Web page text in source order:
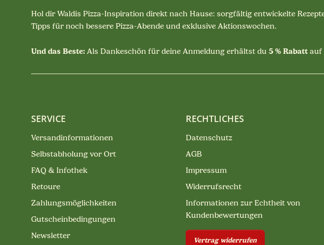
Hol dir Waldis Pizza-Inspiration direkt nach Hause: sorgfältig entwickelte
Tipps für noch bessere Pizza-Abende und exklusive Aktionswochen.
Und das Beste: Als Dankeschön für deine Anmeldung erhältst du 5 % Rabatt auf
SERVICE
Versandinformationen
Selbstabholung vor Ort
FAQ & Infothek
Retoure
Zahlungsmöglichkeiten
Gutscheinbedingungen
Newsletter
RECHTLICHES
Datenschutz
AGB
Impressum
Widerrufsrecht
Informationen zur Echtheit von
Kundenbewertungen
Vertrag widerrufen